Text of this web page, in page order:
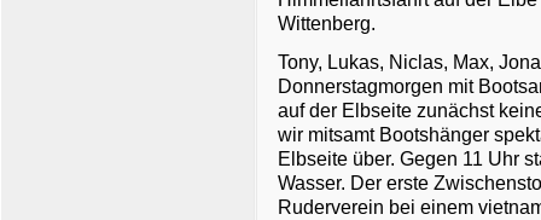
Wittenberg.
Tony, Lukas, Niclas, Max,
Donnerstagmorgen mit
auf der Elbseite zunächst
wir mitsamt Bootshänger
Elbseite über. Gegen 11 Uhr
Wasser. Der erste
Ruderverein bei einem